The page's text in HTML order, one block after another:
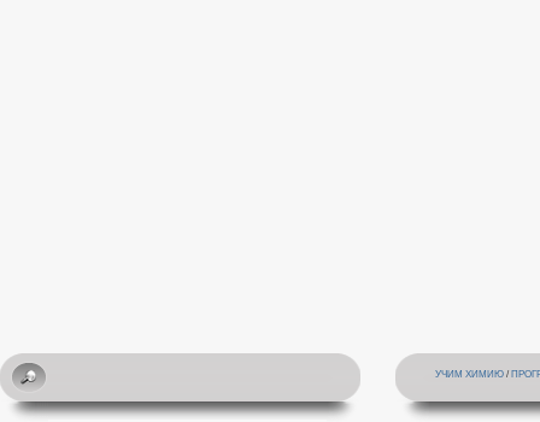
УЧИМ ХИМИЮ /